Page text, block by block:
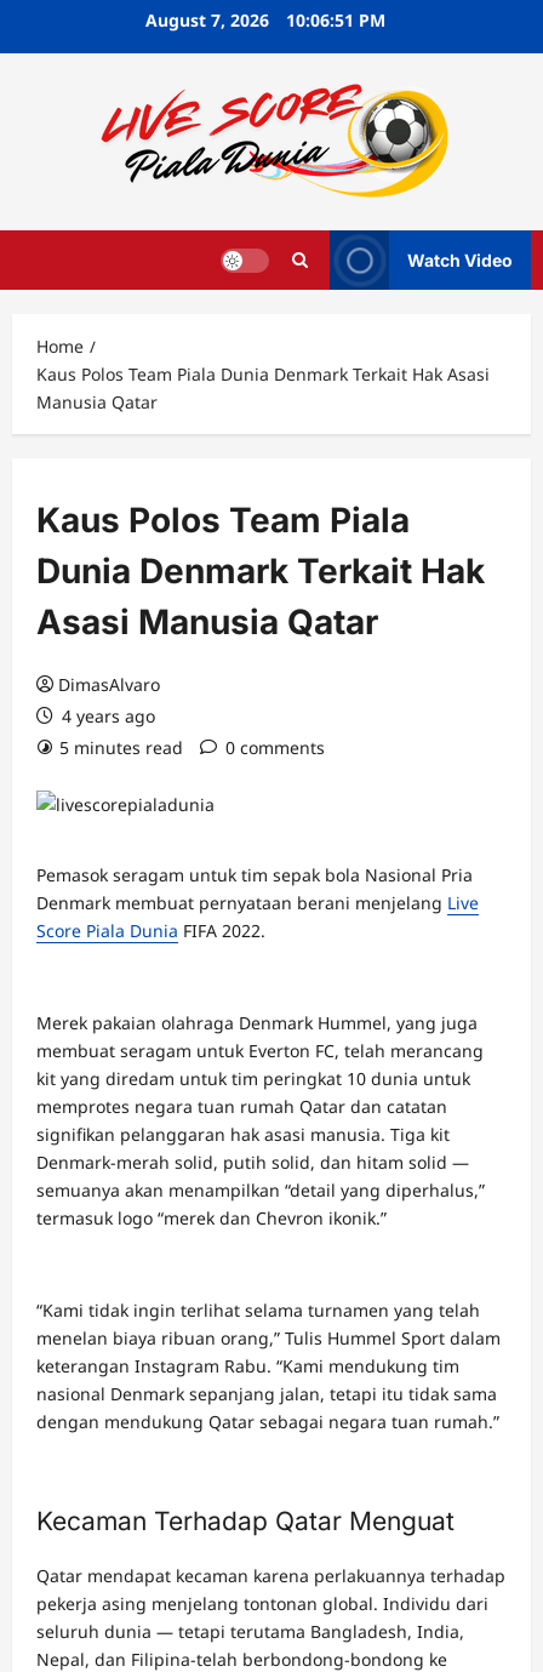
August 7, 2026 10:06:52 PM
Watch Video
Home
Kaus Polos Team Piala Dunia Denmark Terkait Hak Asasi
Manusia Qatar
Kaus Polos Team Piala
Dunia Denmark Terkait Hak
Asasi Manusia Qatar
DimasAlvaro
4 years ago
5 minutes read
0 comments
Pemasok seragam untuk tim sepak bola Nasional Pria
Denmark membuat pernyataan berani menjelang Live
Score Piala Dunia FIFA 2022.
Merek pakaian olahraga Denmark Hummel, yang juga
membuat seragam untuk Everton FC, telah merancang
kit yang diredam untuk tim peringkat 10 dunia untuk
memprotes negara tuan rumah Qatar dan catatan
signifikan pelanggaran hak asasi manusia. Tiga kit
Denmark-merah solid, putih solid, dan hitam solid —
semuanya akan menampilkan “detail yang diperhalus,”
termasuk logo “merek dan Chevron ikonik.”
“Kami tidak ingin terlihat selama turnamen yang telah
menelan biaya ribuan orang,” Tulis Hummel Sport dalam
keterangan Instagram Rabu. “Kami mendukung tim
nasional Denmark sepanjang jalan, tetapi itu tidak sama
dengan mendukung Qatar sebagai negara tuan rumah.”
Kecaman Terhadap Qatar Menguat
Qatar mendapat kecaman karena perlakuannya terhadap
pekerja asing menjelang tontonan global. Individu dari
seluruh dunia — tetapi terutama Bangladesh, India,
Nepal, dan Filipina-telah berbondong-bondong ke